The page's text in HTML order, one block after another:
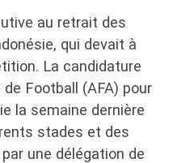
au retrait des
qui devait à
La candidature
Football (AFA) pour
la semaine dernière
stades et des
une délégation de